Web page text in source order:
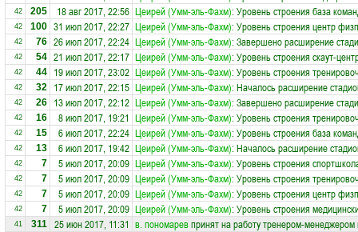
42 205 18 авг 2017, 22:56 Цеирей (Умм-эль-Фахм): Уровень строения база
42 100 31 июл 2017, 22:27 Цеирей (Умм-эль-Фахм): Уровень строения центр
42 76 26 июл 2017, 22:24 Цеирей (Умм-эль-Фахм): Завершено расширение
42 54 21 июл 2017, 22:17 Цеирей (Умм-эль-Фахм): Уровень строения скаут-
42 44 19 июл 2017, 23:02 Цеирей (Умм-эль-Фахм): Уровень строения
42 32 17 июл 2017, 22:15 Цеирей (Умм-эль-Фахм): Началось расширение
42 26 13 июл 2017, 22:12 Цеирей (Умм-эль-Фахм): Завершено расширение
42 16 8 июл 2017, 19:21 Цеирей (Умм-эль-Фахм): Уровень строения
42 15 6 июл 2017, 22:24 Цеирей (Умм-эль-Фахм): Уровень строения база
42 13 6 июл 2017, 19:42 Цеирей (Умм-эль-Фахм): Началось расширение
42 7 5 июл 2017, 20:09 Цеирей (Умм-эль-Фахм): Уровень строения
42 7 5 июл 2017, 20:09 Цеирей (Умм-эль-Фахм): Уровень строения
42 7 5 июл 2017, 20:09 Цеирей (Умм-эль-Фахм): Уровень строения центр
42 7 5 июл 2017, 20:09 Цеирей (Умм-эль-Фахм): Уровень строения
41 311 25 июн 2017, 11:31 в. пономаревпринят на работу тренером-